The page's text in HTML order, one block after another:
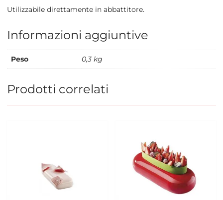
Utilizzabile direttamente in abbattitore.
Informazioni aggiuntive
Peso 0,3 kg
Prodotti correlati